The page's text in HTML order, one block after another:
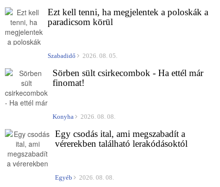
Ezt kell tenni, ha megjelentek a poloskák a
paradicsom körül
Szabadidő 2026. 08. 05.
Sörben sült csirkecombok - Ha ettél már
finomat!
Konyha 2026. 08. 08.
Egy csodás ital, ami megszabadít a
vérerekben található lerakódásoktól
Egyéb 2026. 08. 08.